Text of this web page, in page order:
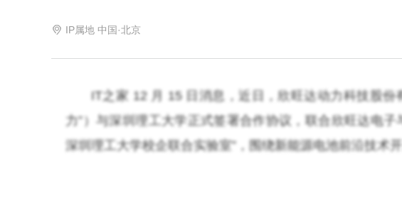
IP属地 中国·北京
IT之家 12 月 15 日消息，近日，欣旺达动力科技股份
力”）与深圳理工大学正式签署合作协议，联合欣旺达电子
深圳理工大学校企联合实验室”，围绕新能源电池前沿技术